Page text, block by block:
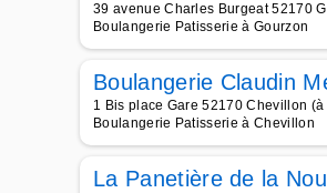
39 avenue Charles Burgeat 52170
Boulangerie Patisserie à Gourzon
Boulangerie Claudin
1 Bis place Gare 52170 Chevillon
Boulangerie Patisserie à Chevillon
La Panetière de la